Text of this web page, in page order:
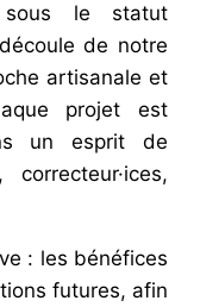
sous le statut
découlede notre
artisanale et
projetest
unespritde
correcteur·ices,
: les bénéfices
futures, afin